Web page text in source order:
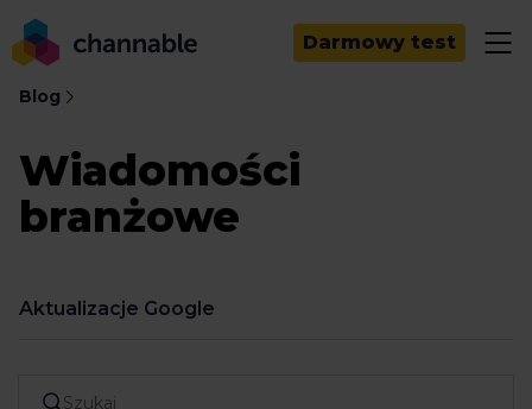
Darmowy test
Blog
Wiadomości
branżowe
Aktualizacje Google